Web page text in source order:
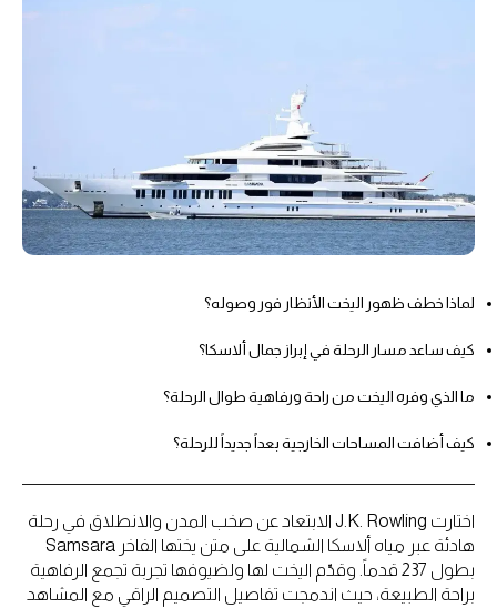
لماذا خطف ظهور اليخت الأنظار فور وصوله؟
كيف ساعد مسار الرحلة في إبراز جمال ألاسكا؟
ما الذي وفره اليخت من راحة ورفاهية طوال الرحلة؟
كيف أضافت المساحات الخارجية بعداً جديداً للرحلة؟
اختارت J.K. Rowling الابتعاد عن صخب المدن والانطلاق في رحلة
هادئة عبر مياه ألاسكا الشمالية على متن يختها الفاخر Samsara
بطول 237 قدماً. وقدّم اليخت لها ولضيوفها تجربة تجمع الرفاهية
براحة الطبيعة، حيث اندمجت تفاصيل التصميم الراقي مع المشاهد